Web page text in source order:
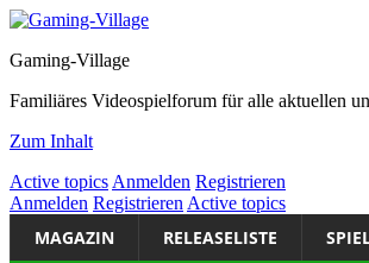
Gaming-Village
Familiäres Videospielforum für alle aktuellen
Zum Inhalt
Active topics Anmelden Registrieren
Anmelden Registrieren Active topics
MAGAZIN RELEASELISTE